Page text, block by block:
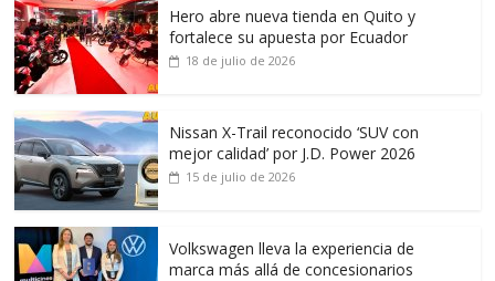
Hero abre nueva tienda en Quito y
fortalece su apuesta por Ecuador
18 de julio de 2026
Nissan X-Trail reconocido ‘SUV con
mejor calidad’ por J.D. Power 2026
15 de julio de 2026
Volkswagen lleva la experiencia de
marca más allá de concesionarios